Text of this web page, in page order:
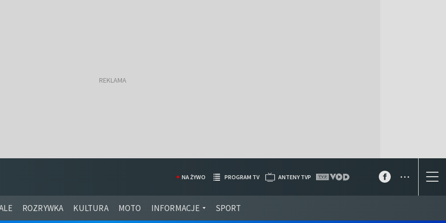
ROZRYWKA KULTURA MOTO INFORMACJE SPORT
NA ŻYWO PROGRAM TV ANTENY TVP ...